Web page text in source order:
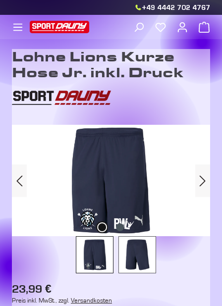
+49 4442 702 4767
Du hast 0
Lohne Lions Kurze
Hose Jr. inkl. Druck
Bildergalerie überspringen
Regulärer Preis:
23,99 €
Preis inkl. MwSt., zzgl. Versandkosten